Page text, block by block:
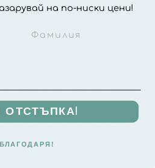
пленява и издържа,
на всяко дете.
първо място, винаги
за детската безопасност,
гарантират
материали, те са
своя свят.
на по-ниски цени!
ОТСТЪПКА!